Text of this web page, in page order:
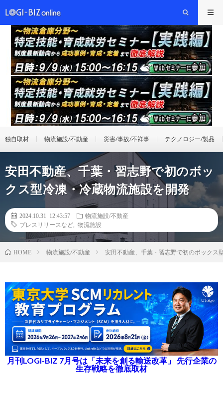
独自取材 物流施設/不動産 災害/事故/不祥事 テクノロジー/製品
安田不動産、千葉・習志野で初のボッ
クス型冷凍・冷蔵物流施設を開発
2024.10.31 12:43:57
物流施設/不動産
プレスリリースなど
物流施設
HOME 物流施設/不動産 安田不動産、千葉・習志野で初のボックス
月刊LOGI-BIZ 7月号は「未来を創る輸送改革」 先行企業の
生存戦略を徹底取材